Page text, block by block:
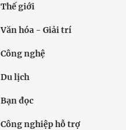
Thế giới
Văn hóa - Giải trí
Công nghệ
Du lịch
Bạn đọc
Công nghiệp hỗ trợ